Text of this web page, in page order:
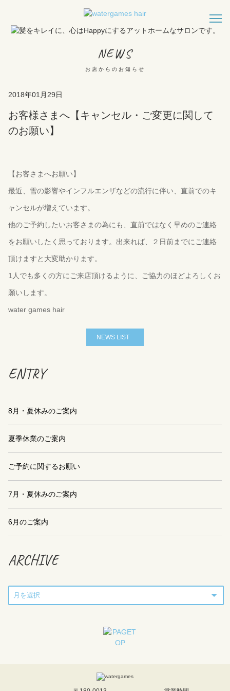
NEWS
お店からのお知らせ
2018年01月29日
お客様さまへ【キャンセル・ご変更に関して
のお願い】
【お客さまへお願い】
最近、雪の影響やインフルエンザなどの流行に伴い、直前でのキ
ャンセルが増えています。
他のご予約したいお客さまの為にも、直前ではなく早めのご連絡
をお願いしたく思っております。出来れば、２日前までにご連絡
頂けますと大変助かります。
1人でも多くの方にご来店頂けるように、ご協力のほどよろしくお
願いします。
water games hair
NEWS LIST
ENTRY
8月・夏休みのご案内
夏季休業のご案内
ご予約に関するお願い
7月・夏休みのご案内
6月のご案内
ARCHIVE